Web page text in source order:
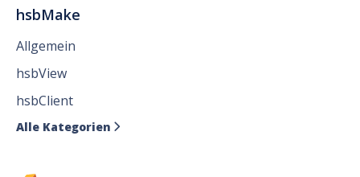
hsbMake
Allgemein
hsbView
hsbClient
Alle Kategorien 